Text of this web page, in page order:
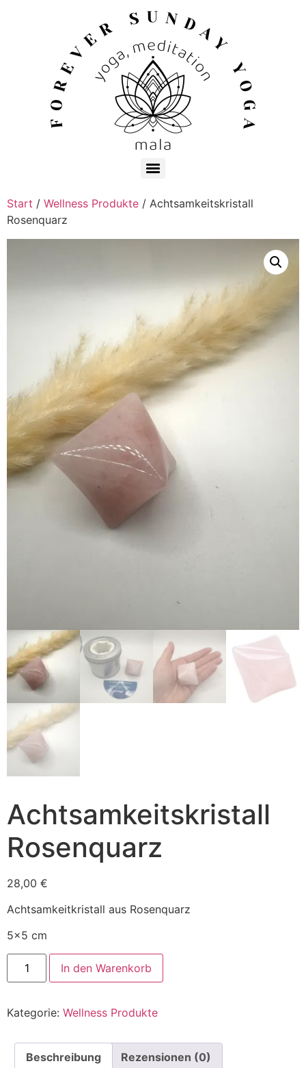
Start / Wellness Produkte / Achtsamkeitskristall
Rosenquarz
Achtsamkeitskristall
Rosenquarz
28,00 €
Achtsamkeitkristall aus Rosenquarz
5×5 cm
In den Warenkorb
Kategorie: Wellness Produkte
Beschreibung Rezensionen (0)